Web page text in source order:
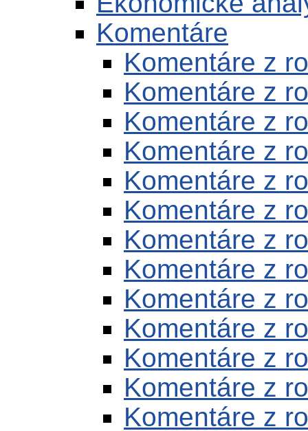
Komentáre
Komentáre z
Komentáre z
Komentáre z
Komentáre z
Komentáre z
Komentáre z
Komentáre z
Komentáre z
Komentáre z
Komentáre z
Komentáre z
Komentáre z
Komentáre z